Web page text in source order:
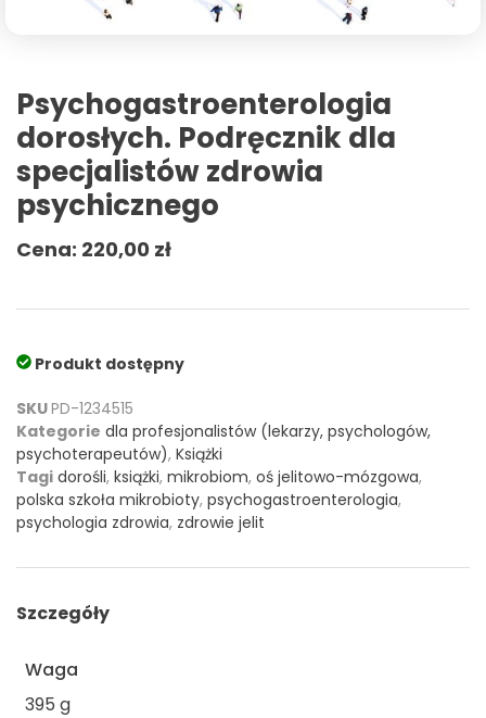
Psychogastroenterologia
dorosłych. Podręcznik dla
specjalistów zdrowia
psychicznego
Cena: 220,00 zł
Produkt dostępny
SKUPD-1234515
Kategorie dla profesjonalistów (lekarzy, psychologów,
psychoterapeutów), Książki
Tagi dorośli, książki, mikrobiom, oś jelitowo-mózgowa,
polska szkoła mikrobioty, psychogastroenterologia,
psychologia zdrowia, zdrowie jelit
Szczegóły
Waga
395 g